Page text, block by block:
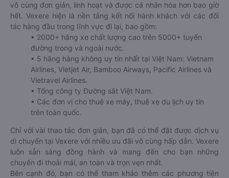
vô cùng đơn giản, linh hoạt và được cá nhân hóa hơn bao giờ
hết. Vexere hiện là nền tảng kết nối hành khách với các đối
tác hàng đầu trong lĩnh vực đi lại, bao gồm:
• 2000+ hãng xe chất lượng cao trên 5000+ tuyến
đường trong và ngoài nước.
• 5 hãng hàng không uy tín nhất tại Việt Nam: Vietnam
Airlines, Vietjet Air, Bamboo Airways, Pacific Airlines và
Vietravel Airlines.
• Tổng công ty Đường sắt Việt Nam.
• Các đơn vị cho thuê xe máy, thuê xe du lịch uy tín
trên toàn quốc.
Chỉ với vài thao tác đơn giản, bạn đã có thể đặt được dịch vụ
di chuyển tại Vexere với nhiều ưu đãi vô cùng hấp dẫn. Vexere
luôn sẵn sàng đồng hành và mang đến cho bạn những
chuyến đi thoải mái, an toàn và trọn vẹn nhất.
Bên cạnh đó, bạn có thể tham khảo thêm các phương tiện